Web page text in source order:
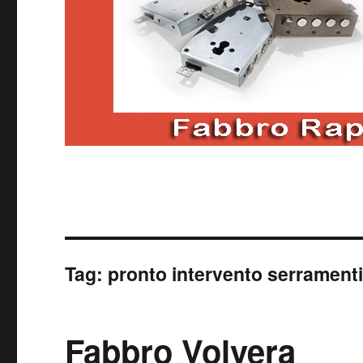
Tag: pronto intervento serramenti
Fabbro Volvera